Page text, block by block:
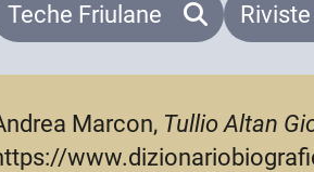
, Berlin, Lit-Verlag, 2007,
Teche Friulane
Marcon, Tullio Altan